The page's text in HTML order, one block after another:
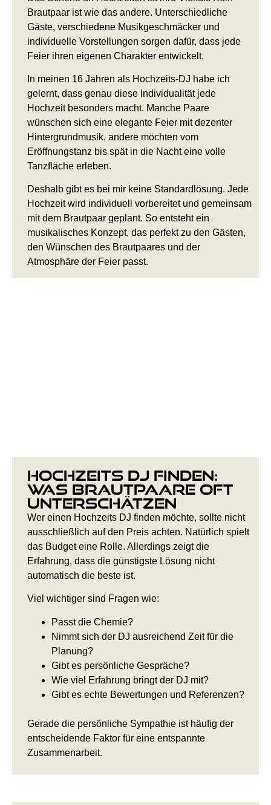
Brautpaar ist wie das andere. Unterschiedliche
Gäste, verschiedene Musikgeschmäcker und
individuelle Vorstellungen sorgen dafür, dass jede
Feier ihren eigenen Charakter entwickelt.
In meinen 16 Jahren als Hochzeits-DJ habe ich
gelernt, dass genau diese Individualität jede
Hochzeit besonders macht. Manche Paare
wünschen sich eine elegante Feier mit dezenter
Hintergrundmusik, andere möchten vom
Eröffnungstanz bis spät in die Nacht eine volle
Tanzfläche erleben.
Deshalb gibt es bei mir keine Standardlösung. Jede
Hochzeit wird individuell vorbereitet und gemeinsam
mit dem Brautpaar geplant. So entsteht ein
musikalisches Konzept, das perfekt zu den Gästen,
den Wünschen des Brautpaares und der
Atmosphäre der Feier passt.
Hochzeits DJ finden:
Was Brautpaare oft
unterschätzen
Wer einen Hochzeits DJ finden möchte, sollte nicht
ausschließlich auf den Preis achten. Natürlich spielt
das Budget eine Rolle. Allerdings zeigt die
Erfahrung, dass die günstigste Lösung nicht
automatisch die beste ist.
Viel wichtiger sind Fragen wie:
Passt die Chemie?
Nimmt sich der DJ ausreichend Zeit für die
Planung?
Gibt es persönliche Gespräche?
Wie viel Erfahrung bringt der DJ mit?
Gibt es echte Bewertungen und Referenzen?
Gerade die persönliche Sympathie ist häufig der
entscheidende Faktor für eine entspannte
Zusammenarbeit.